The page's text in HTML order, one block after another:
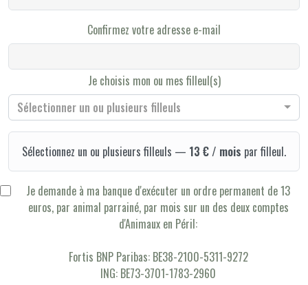
Confirmez votre adresse e-mail
Je choisis mon ou mes filleul(s)
Sélectionner un ou plusieurs filleuls
Sélectionnez un ou plusieurs filleuls — 13 € / mois par filleul.
Je demande à ma banque d'exécuter un ordre permanent de 13
euros, par animal parrainé, par mois sur un des deux comptes
d'Animaux en Péril:
Fortis BNP Paribas: BE38-2100-5311-9272
ING: BE73-3701-1783-2960